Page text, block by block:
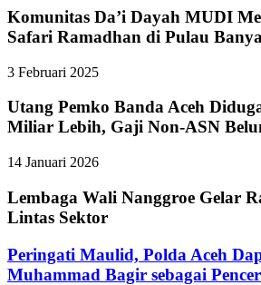
Komunitas Da’i Dayah MUDI
Safari Ramadhan di Pulau
3 Februari 2025
Utang Pemko Banda Aceh
Miliar Lebih, Gaji Non-ASN
14 Januari 2026
Lembaga Wali Nanggroe Gelar
Lintas Sektor
Peringati Maulid, Polda Aceh
Muhammad Bagir sebagai